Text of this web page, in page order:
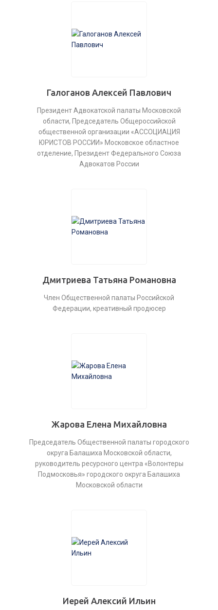
Галоганов Алексей Павлович
Президент Адвокатской палаты Московской
области, Председатель Общероссийской
общественной организации «АССОЦИАЦИЯ
ЮРИСТОВ РОССИИ» Московское областное
отделение, Президент Федерального Союза
Адвокатов России
Дмитриева Татьяна Романовна
Член Общественной палаты Российской
Федерации, креативный продюсер
Жарова Елена Михайловна
Председатель Общественной палаты городского
округа Балашиха Московской области,
руководитель ресурсного центра «Волонтеры
Подмосковья» городского округа Балашиха
Московской области
Иерей Алексий Ильин